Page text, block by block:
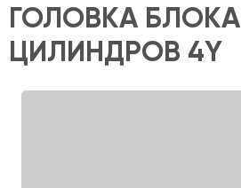
ГОЛОВКА БЛОКА
ЦИЛИНДРОВ 4Y